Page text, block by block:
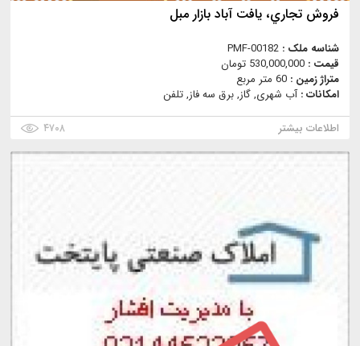
فروش تجاري، يافت آباد بازار مبل
شناسه ملک : PMF-00182
قیمت : 530,000,000 تومان
متراژ زمین : 60 متر مربع
امکانات :آب شهری, گاز, برق سه فاز, تلفن
اطلاعات بیشتر
۴۷۰۸